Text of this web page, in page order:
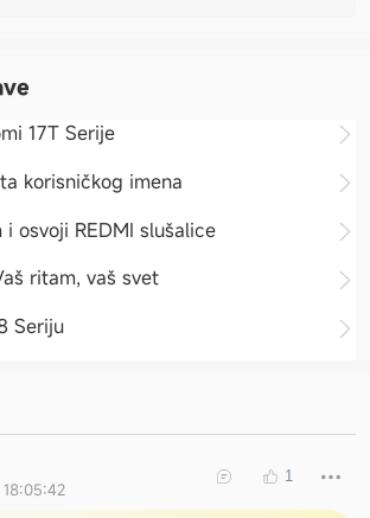
17T Serije
korisničkog imena
osvoji REDMI slušalice
ritam, vaš svet
Seriju
1